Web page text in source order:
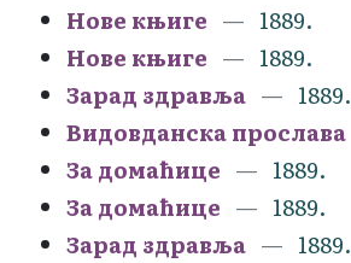
Нове књиге
1889.
Нове књиге
1889.
Зарад здравља
1889.
Видовданска прослава
За домаћице
1889.
За домаћице
1889.
Зарад здравља
1889.